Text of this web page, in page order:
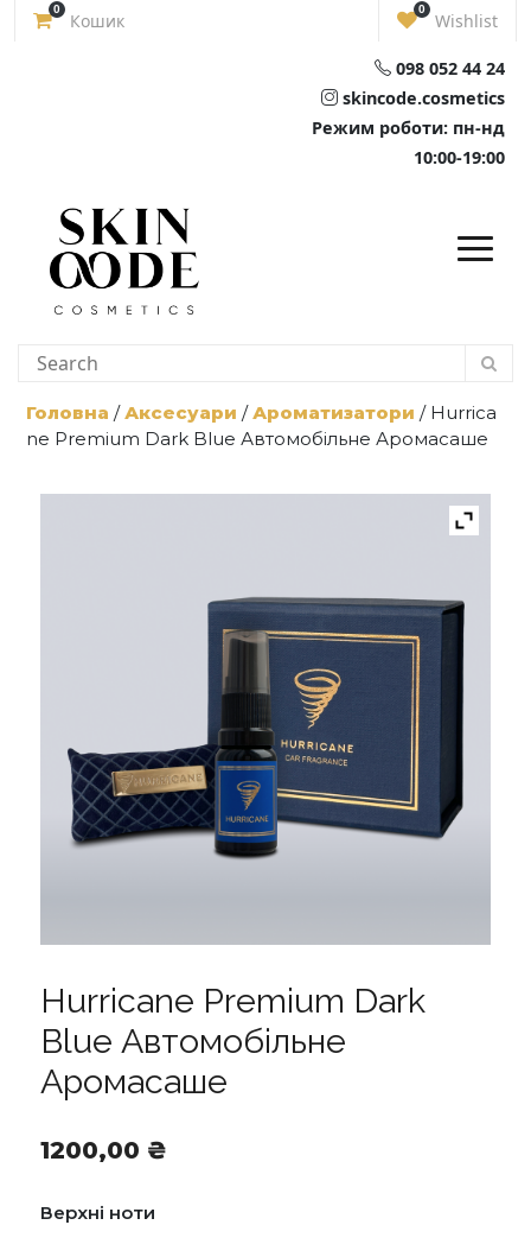
Skip
0
Кошик
0
Wishlist
098 052 44 24
skincode.cosmetics
Режим роботи: пн-нд
10:00-19:00
Головна /Аксесуари /Ароматизатори / Hurrica
ne Premium Dark Blue Автомобільне Аромасаше
Hurricane Premium Dark
Blue Автомобільне
Аромасаше
1200,00 ₴
Верхні ноти